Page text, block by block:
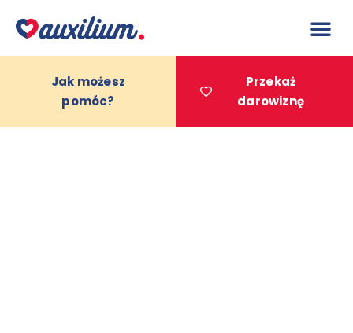
treści
Jak możesz
pomóc?
Przekaż
darowiznę